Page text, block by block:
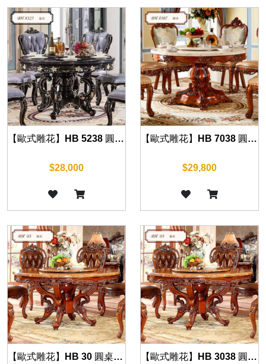
【歐式雕花】HB 5238 圓桌(沉穩黑) 130cm/150cm/160cm/180cm
$28,000
【歐式雕花】HB 7038 圓桌(復古棕) 150cm
$29,800
【歐式雕花】HB 30 圓桌(復古棕) 130cm/150cm 【歐式雕花】HB 3038 圓桌(復古棕) 150cm